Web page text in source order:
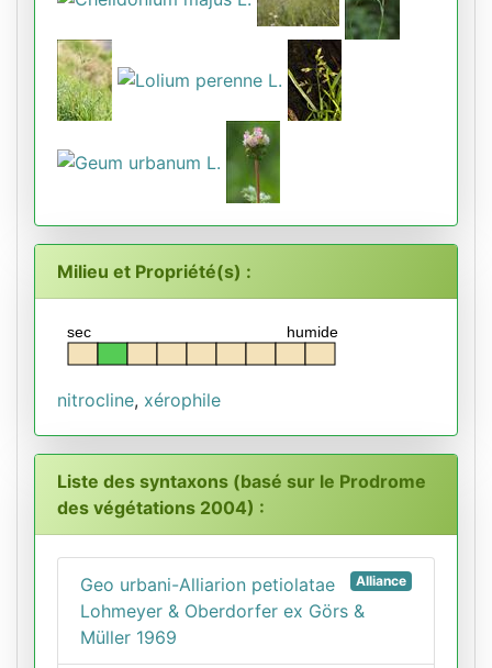
Milieu et Propriété(s) :
humide
sec
nitrocline, xérophile
Liste des syntaxons (basé sur le Prodrome
des végétations 2004) :
Alliance
Geo urbani-Alliarion petiolatae
Lohmeyer & Oberdorfer ex Görs &
Müller 1969